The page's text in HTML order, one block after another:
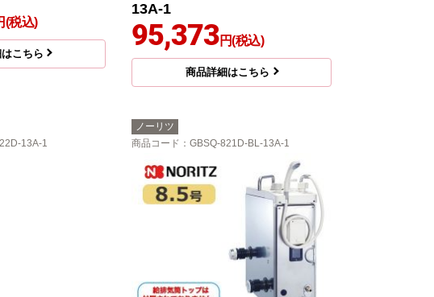
(税込)
こちら
13A-1
95,373円(税込)
商品詳細はこちら
13A-1
ノーリツ
商品コード ：GBSQ-821D-BL-13A-1